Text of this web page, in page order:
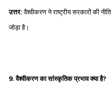
उत्तर:वैश्वीकरण ने राष्ट्रीय सरकारों की
जोड़ा है।
9. वैश्वीकरण का सांस्कृतिक प्रभाव क्या है?